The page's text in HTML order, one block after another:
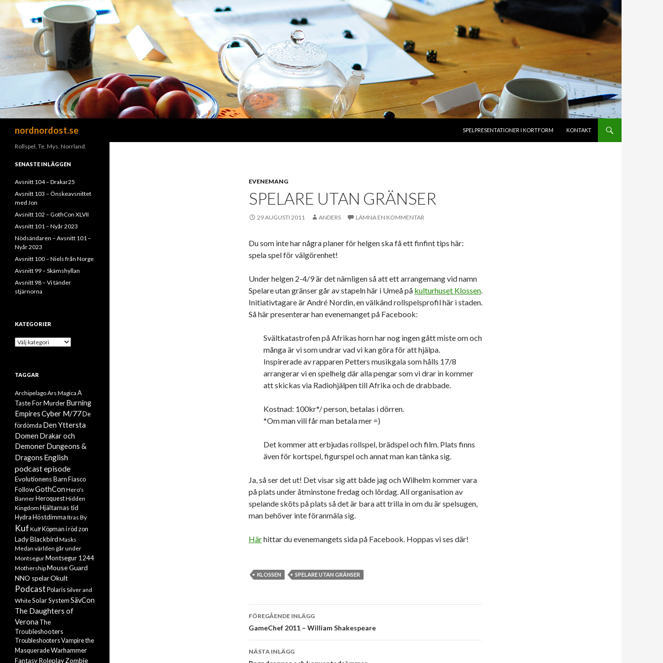
nordnordost.se
SPELPRESENTATIONER I KORTFORM
KONTAKT
EVENEMANG
SPELARE UTAN GRÄNSER
29 AUGUSTI 2011 ANDERS LÄMNA EN KOMMENTAR
Du som inte har några planer för helgen ska få ett finfint tips här:
spela spel för välgörenhet!
Under helgen 2-4/9 är det nämligen så att ett arrangemang vid namn
Spelare utan gränser går av stapeln här i Umeå på kulturhuset Klossen.
Initiativtagare är André Nordin, en välkänd rollspelsprofil här i staden.
Så här presenterar han evenemanget på Facebook:
Svältkatastrofen på Afrikas horn har nog ingen gått miste om och
många är vi som undrar vad vi kan göra för att hjälpa.
Inspirerade av rapparen Petters musikgala som hålls 17/8
arrangerar vi en spelhelg där alla pengar som vi drar in kommer
att skickas via Radiohjälpen till Afrika och de drabbade.
Kostnad: 100kr*/ person, betalas i dörren.
*Om man vill får man betala mer =)
Det kommer att erbjudas rollspel, brädspel och film. Plats finns
även för kortspel, figurspel och annat man kan tänka sig.
Ja, så ser det ut! Det visar sig att både jag och Wilhelm kommer vara
på plats under åtminstone fredag och lördag. All organisation av
spelande sköts på plats så det är bara att trilla in om du är spelsugen,
man behöver inte föranmäla sig.
Härhittar du evenemangets sida på Facebook. Hoppas vi ses där!
KLOSSEN SPELARE UTAN GRÄNSER
Inläggsnavigering
FÖREGÅENDE INLÄGG
GameChef 2011 – William Shakespeare
NÄSTA INLÄGG
Rollspel. Te. Mys. Norrland.
SENASTE INLÄGGEN
Avsnitt 104 – Drakar25
Avsnitt 103 – Önskeavsnittet
med Jon
Avsnitt 102 – GothCon XLVII
Avsnitt 101 – Nyår 2023
Nödsändaren – Avsnitt 101 –
Nyår 2023
Avsnitt 100 – Niels från Norge
Avsnitt 99 – Skämshyllan
Avsnitt 98 – Vi tänder
stjärnorna
KATEGORIER
Kategorier
TAGGAR
ArchipelagoArs Magica A
Taste For MurderBurning
EmpiresCyber M/77 De
fördömda Den Yttersta
DomenDrakar och
DemonerDungeons &
Dragons English
podcast episode
Evolutionens Barn Fiasco
FollowGothCon Hero's
Banner HeroquestHidden
Kingdom Hjältarnas tid
Hydra Höstdimma Itras By
Kuf Kulf Köpman i röd zon
Lady Blackbird Masks
Medan världen går under
MontsegurMontsegur 1244
MothershipMouse Guard
NNO spelarOkult
Podcast PolarisSilver and
WhiteSolar SystemSävCon
The Daughters of
VeronaThe
Troubleshooters
TroubleshootersVampire the
MasqueradeWarhammer
Fantasy RoleplayZombie